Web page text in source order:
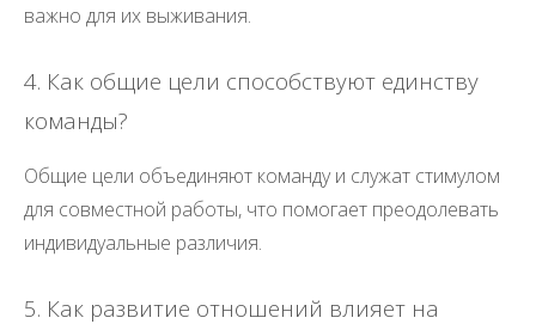
важно для их выживания.
4. Как общие цели способствуют единству
команды?
Общие цели объединяют команду и служат стимулом
для совместной работы, что помогает преодолевать
индивидуальные различия.
5. Как развитие отношений влияет на